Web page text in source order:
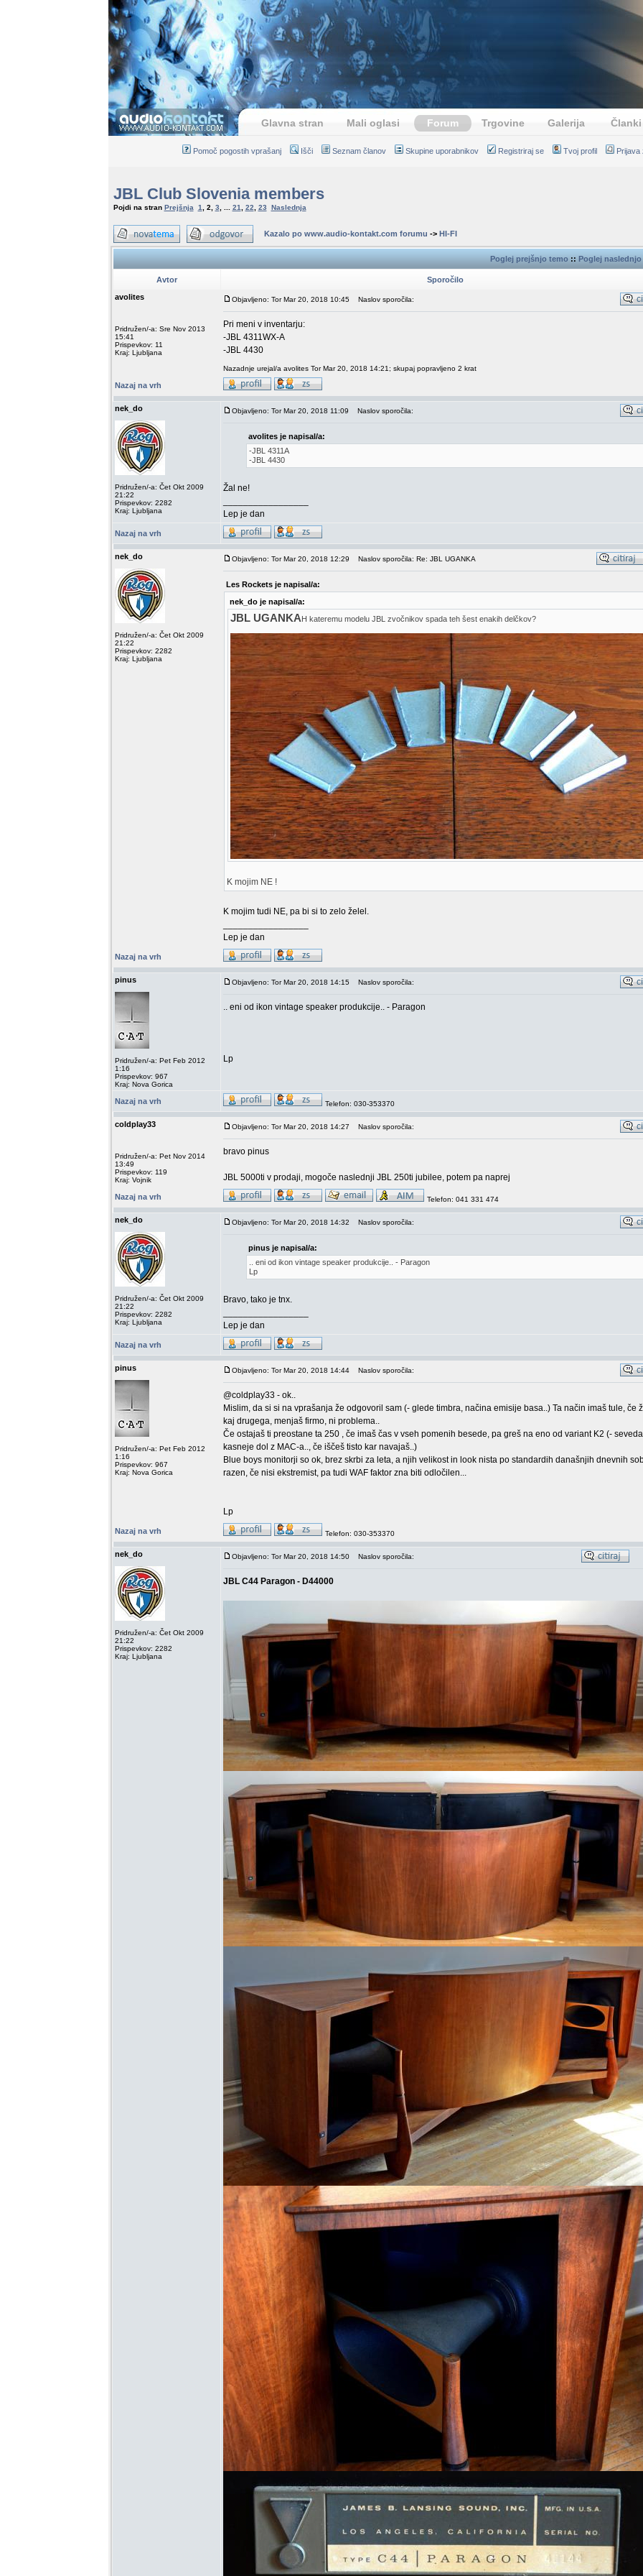
Glavna stran Mali oglasi Forum Trgovine Galerija Članki
Pomoč pogostih vprašanj Išči Seznam članov Skupine uporabnikov Registriraj se Tvoj profil Prijava
JBL Club Slovenia members
Pojdi na stran Prejšnja 1 2 3 21 22 23 Naslednja
Kazalo po www.audio-kontakt.com forumu -> HI-FI
Poglej prejšnjo temo:: Poglej naslednjo
Avtor
Sporočilo
avolites
Pridružen/-a: Sre Nov 2013
15:41
Prispevkov: 11
Kraj: Ljubljana
Objavljeno: Tor Mar 20, 2018 10:45 Naslov sporočila:
Pri meni v inventarju:
-JBL 4311WX-A
-JBL 4430
Nazadnje urejal/a avolites Tor Mar 20, 2018 14:21; skupaj popravljeno 2 krat
Nazaj na vrh
nek_do
Pridružen/-a: Čet Okt 2009
21:22
Prispevkov: 2282
Kraj: Ljubljana
Objavljeno: Tor Mar 20, 2018 11:09 Naslov sporočila:
avolites je napisal/a:
-JBL 4311A
-JBL 4430
Žal ne!
Lep je dan
Nazaj na vrh
nek_do
Pridružen/-a: Čet Okt 2009
21:22
Prispevkov: 2282
Kraj: Ljubljana
Objavljeno: Tor Mar 20, 2018 12:29 Naslov sporočila: Re: JBL UGANKA
Les Rockets je napisal/a:
nek_do je napisal/a:
JBL UGANKAH kateremu modelu JBL zvočnikov spada teh šest enakih delčkov?
K mojim NE !
K mojim tudi NE, pa bi si to zelo želel.
Lep je dan
Nazaj na vrh
pinus
Pridružen/-a: Pet Feb 2012
1:16
Prispevkov: 967
Kraj: Nova Gorica
Objavljeno: Tor Mar 20, 2018 14:15 Naslov sporočila:
.. eni od ikon vintage speaker produkcije.. - Paragon
Lp
Nazaj na vrh Telefon: 030-353370
coldplay33
Pridružen/-a: Pet Nov 2014
13:49
Prispevkov: 119
Kraj: Vojnik
Objavljeno: Tor Mar 20, 2018 14:27 Naslov sporočila:
bravo pinus
JBL 5000ti v prodaji, mogoče naslednji JBL 250ti jubilee, potem pa naprej
Nazaj na vrh Telefon: 041 331 474
nek_do
Pridružen/-a: Čet Okt 2009
21:22
Prispevkov: 2282
Kraj: Ljubljana
Objavljeno: Tor Mar 20, 2018 14:32 Naslov sporočila:
pinus je napisal/a:
.. eni od ikon vintage speaker produkcije.. - Paragon
Lp
Bravo, tako je tnx.
Lep je dan
Nazaj na vrh
pinus
Pridružen/-a: Pet Feb 2012
1:16
Prispevkov: 967
Kraj: Nova Gorica
Objavljeno: Tor Mar 20, 2018 14:44 Naslov sporočila:
@coldplay33 - ok..
Mislim, da si si na vprašanja že odgovoril sam (- glede timbra, načina emisije basa..) Ta način imaš tule, če
kaj drugega, menjaš firmo, ni problema..
Če ostajaš ti preostane ta 250 , če imaš čas v vseh pomenih besede, pa greš na eno od variant K2 (- seveda
kasneje dol z MAC-a.., če iščeš tisto kar navajaš..)
Blue boys monitorji so ok, brez skrbi za leta, a njih velikost in look nista po standardih današnjih dnevnih
razen, če nisi ekstremist, pa tudi WAF faktor zna biti odločilen...
Lp
Nazaj na vrh Telefon: 030-353370
nek_do
Pridružen/-a: Čet Okt 2009
21:22
Prispevkov: 2282
Kraj: Ljubljana
Objavljeno: Tor Mar 20, 2018 14:50 Naslov sporočila:
JBL C44 Paragon - D44000